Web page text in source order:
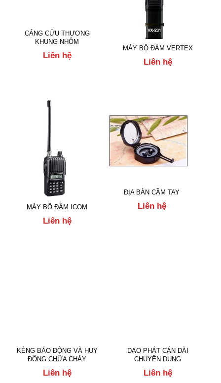
CÁNG CỨU THƯƠNG
KHUNG NHÔM
Liên hệ
MÁY BỘ ĐÀM VERTEX
Liên hệ
MÁY BỘ ĐÀM ICOM
Liên hệ
ĐỊA BÀN CẦM TAY
Liên hệ
KẺNG BÁO ĐỘNG VÀ HUY
ĐỘNG CHỮA CHÁY
Liên hệ
DAO PHÁT CÁN DÀI
CHUYÊN DỤNG
Liên hệ